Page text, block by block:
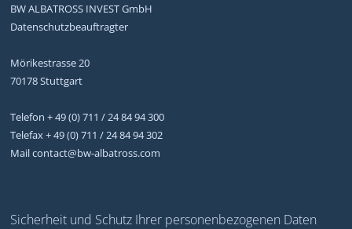
BW ALBATROSS INVEST GmbH
Datenschutzbeauftragter
Mörikestrasse 20
70178 Stuttgart
Telefon + 49 (0) 711 / 24 84 94 300
Telefax + 49 (0) 711 / 24 84 94 302
Mail contact@bw-albatross.com
Sicherheit und Schutz Ihrer personenbezogenen Daten